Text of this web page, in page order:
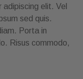
elit. Vel
sed quis.
Porta in
Risus commodo,